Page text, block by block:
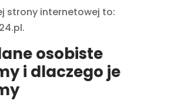
strony internetowej to:
osobiste
i dlaczego je